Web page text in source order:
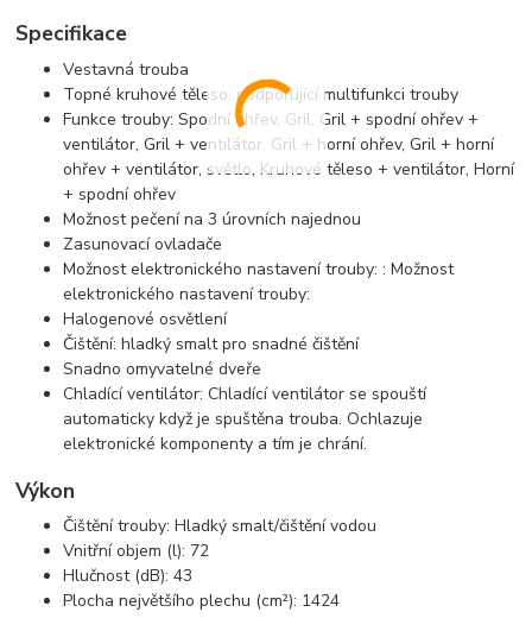
Specifikace
Vestavná trouba
Topné kruhové těleso, podporující multifunkci trouby
Funkce trouby: Spodní ohřev, Gril, Gril + spodní ohřev +
ventilátor, Gril + ventilátor, Gril + horní ohřev, Gril + horní
ohřev + ventilátor, světlo, Kruhové těleso + ventilátor, Horní
+ spodní ohřev
Možnost pečení na 3 úrovních najednou
Zasunovací ovladače
Možnost elektronického nastavení trouby: : Možnost
elektronického nastavení trouby:
Halogenové osvětlení
Čištění: hladký smalt pro snadné čištění
Snadno omyvatelné dveře
Chladící ventilátor: Chladící ventilátor se spouští
automaticky když je spuštěna trouba. Ochlazuje
elektronické komponenty a tím je chrání.
Výkon
Čištění trouby: Hladký smalt/čištění vodou
Vnitřní objem (l): 72
Hlučnost (dB): 43
Plocha největšího plechu (cm²): 1424